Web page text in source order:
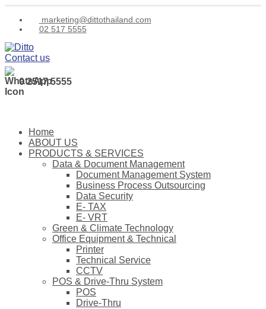
marketing@dittothailand.com
02 517 5555
Contact us
0 2517 5555
Home
ABOUT US
PRODUCTS & SERVICES
Data & Document Management
Document Management System
Business Process Outsourcing
Data Security
E- TAX
E- VRT
Green & Climate Technology
Office Equipment & Technical
Printer
Technical Service
CCTV
POS & Drive-Thru System
POS
Drive-Thru